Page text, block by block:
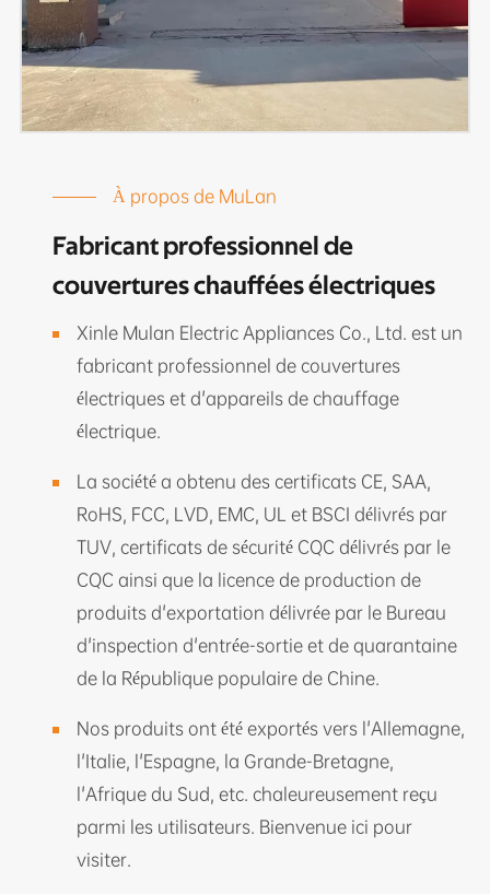
À propos de MuLan
Fabricant professionnel de
couvertures chauffées électriques
Xinle Mulan Electric Appliances Co., Ltd. est un
fabricant professionnel de couvertures
électriques et d'appareils de chauffage
électrique.
La société a obtenu des certificats CE, SAA,
RoHS, FCC, LVD, EMC, UL et BSCI délivrés par
TUV, certificats de sécurité CQC délivrés par le
CQC ainsi que la licence de production de
produits d'exportation délivrée par le Bureau
d'inspection d'entrée-sortie et de quarantaine
de la République populaire de Chine.
Nos produits ont été exportés vers l'Allemagne,
l'Italie, l'Espagne, la Grande-Bretagne,
l'Afrique du Sud, etc. chaleureusement reçu
parmi les utilisateurs. Bienvenue ici pour
visiter.